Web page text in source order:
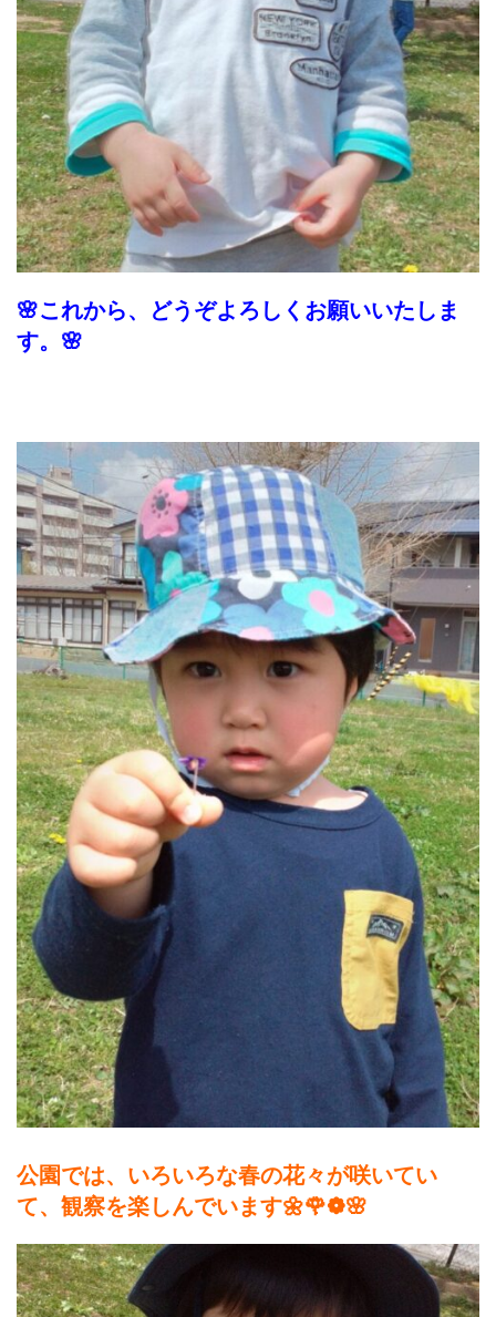
🌸これから、どうぞよろしくお願いいたしま
す。🌸
公園では、いろいろな春の花々が咲いてい
て、観察を楽しんでいます🌼🌹❁🌸